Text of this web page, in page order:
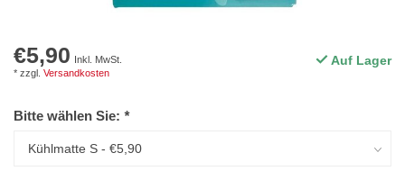
€5,90
Inkl. MwSt.
* zzgl. Versandkosten
Auf Lager
Bitte wählen Sie: *